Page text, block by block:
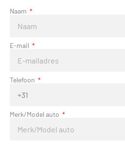
Naam
E-mail
Telefoon
Merk/Model auto